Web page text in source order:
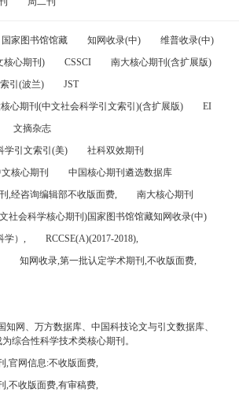
国家图书馆馆藏 知网收录(中)
维普收录(中)
核心期刊) CSSCI
南大核心期刊(含扩展版)
引(波兰)
JST
心期刊(中文社会科学引文索引)(含扩展版)
EI
文摘杂志
学引文索引(美)
社科双效期刊
核心期刊
中国核心期刊遴选数据库
,经咨询编辑部不收版面费,
南大核心期刊
社会科学核心期刊)国家图书馆馆藏知网收录(中)
学）,
RCCSE(A)(2017-2018),
知网收录,第一批认定学术期刊,不收版面费,
网、万方数据库、中国科技论文与引文数据库、
综合性科学技术类核心期刊。
,官网信息:不收版面费,
,不收版面费,有审稿费,